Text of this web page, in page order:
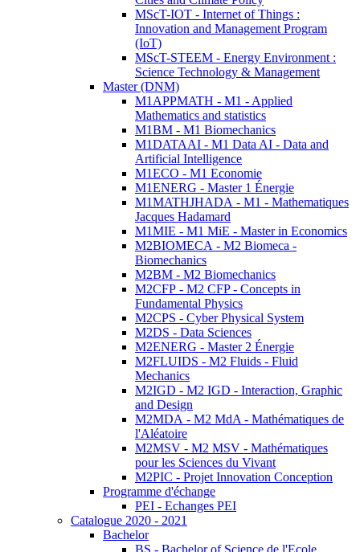
MScT-IOT - Internet of Things :
Innovation and Management Program
(IoT)
MScT-STEEM - Energy Environment :
Science Technology & Management
Master (DNM)
M1APPMATH - M1 - Applied
Mathematics and statistics
M1BM - M1 Biomechanics
M1DATAAI - M1 Data AI - Data and
Artificial Intelligence
M1ECO - M1 Economie
M1ENERG - Master 1 Énergie
M1MATHJHADA - M1 - Mathematiques
Jacques Hadamard
M1MIE - M1 MiE - Master in Economics
M2BIOMECA - M2 Biomeca -
Biomechanics
M2BM - M2 Biomechanics
M2CFP - M2 CFP - Concepts in
Fundamental Physics
M2CPS - Cyber Physical System
M2DS - Data Sciences
M2ENERG - Master 2 Énergie
M2FLUIDS - M2 Fluids - Fluid
Mechanics
M2IGD - M2 IGD - Interaction, Graphic
and Design
M2MDA - M2 MdA - Mathématiques de
l'Aléatoire
M2MSV - M2 MSV - Mathématiques
pour les Sciences du Vivant
M2PIC - Projet Innovation Conception
Programme d'échange
PEI - Echanges PEI
Catalogue 2020 - 2021
Bachelor
BS - Bachelor of Science de l'Ecole